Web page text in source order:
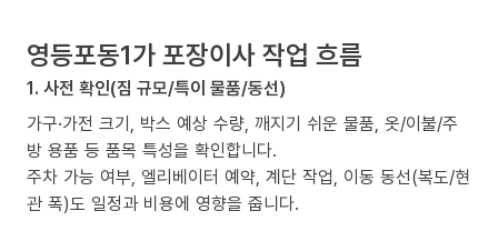
영등포동1가 포장이사 작업 흐름
1. 사전 확인(짐 규모/특이 물품/동선)
가구·가전 크기, 박스 예상 수량, 깨지기 쉬운 물품, 옷/이불/주
방 용품 등 품목 특성을 확인합니다.
주차 가능 여부, 엘리베이터 예약, 계단 작업, 이동 동선(복도/현
관 폭)도 일정과 비용에 영향을 줍니다.